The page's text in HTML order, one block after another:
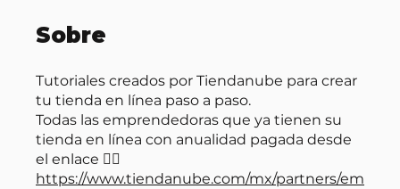
Sobre
Tutoriales creados por Tiendanube para crear
tu tienda en línea paso a paso.
Todas las emprendedoras que ya tienen su
tienda en línea con anualidad pagada desde
el enlace 👉🏻
https://www.tiendanube.com/mx/partners/em